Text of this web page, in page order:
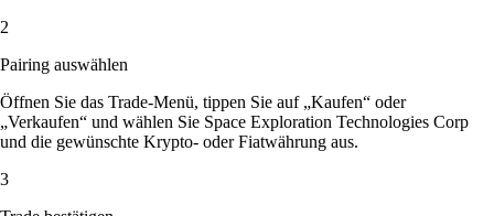
2
Pairing auswählen
Öffnen Sie das Trade-Menü, tippen Sie auf „Kaufen“ oder
„Verkaufen“ und wählen Sie Space Exploration Technologies Corp
und die gewünschte Krypto- oder Fiatwährung aus.
3